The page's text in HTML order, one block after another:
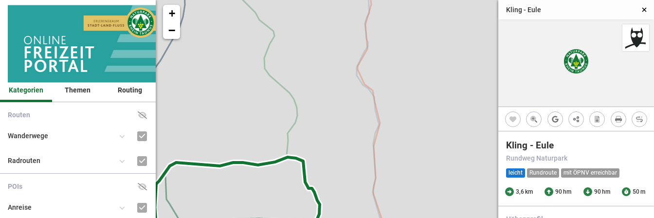
+
−
Kategorien Themen Routing
Routen
Wanderwege
Radrouten
POIs
Anreise
Kling - Eule
Kling - Eule
Rundweg Naturpark
leicht Rundroute mit ÖPNV erreichbar
3,6 km 90 hm 90 hm 50 m